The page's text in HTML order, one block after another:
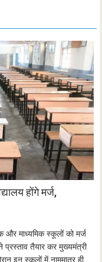
होंगे मर्ज,
और माध्यमिक स्कूलों को मर्ज
प्रस्ताव तैयार कर मुख्यमंत्री
इन स्कूलों में नाममात्र ही